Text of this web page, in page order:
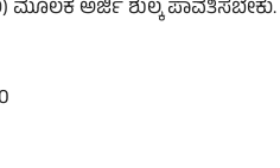
ಮೂಲಕ ಅರ್ಜಿ ಶುಲ್ಕ ಪಾವತಿಸಬೇಕು.